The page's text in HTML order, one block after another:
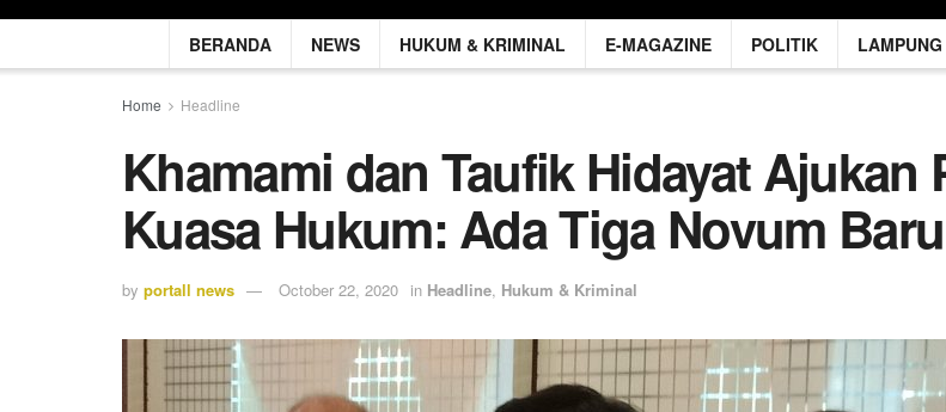
BERANDA NEWS HUKUM & KRIMINAL E-MAGAZINE POLITIK LAMPUNG
Home Headline
Khamami dan Taufik Hidayat Ajukan
Kuasa Hukum: Ada Tiga Novum Baru
by portall news October 22, 2020 in Headline, Hukum & Kriminal